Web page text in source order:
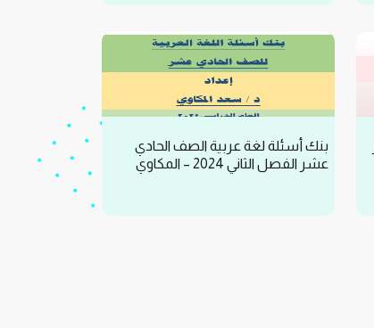
بنك أسئلة لغة عربية الصف الحادي
عشر الفصل الثاني 2024 – المكاوي